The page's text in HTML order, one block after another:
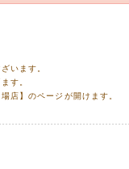
います。
す。
店】のページが開けます。